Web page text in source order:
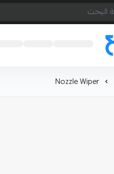
Nozzle Wiper